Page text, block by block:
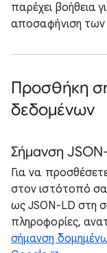
παρέχει βοήθεια
αποσαφήνιση
Προσθήκη
δεδομένων
Σήμανση
Για να
στον ιστότοπό
ως JSON-LD στη
πληροφορίες,
σήμανση